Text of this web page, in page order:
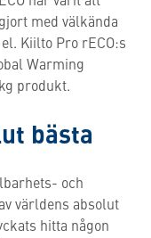
med välkända
Kiilto Pro rECO:s
Warming
produkt.
bästa
och
världens absolut
hitta någon